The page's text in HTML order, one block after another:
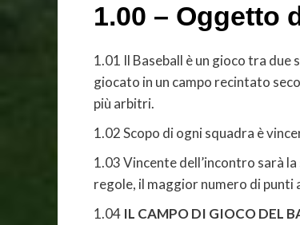
1.00 – Oggetto
1.01 Il Baseball è un gioco tra
giocato in un campo recintato
più arbitri.
1.02 Scopo di ogni squadra è
1.03 Vincente dell’incontro sarà
regole, il maggior numero di
1.04 IL CAMPO DI GIOCO DEL